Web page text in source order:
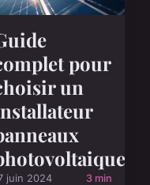
pour
un
juin 2024 3 min